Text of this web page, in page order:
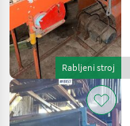
Rabljeni stroj